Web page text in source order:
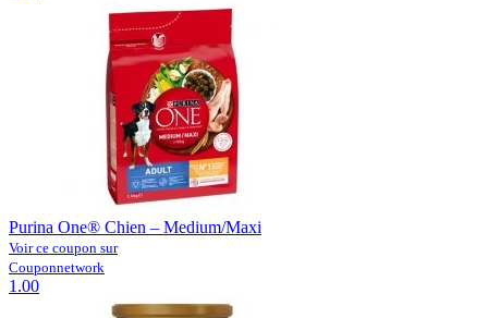
Purina One® Chien – Medium/Maxi
Voir ce coupon sur
Couponnetwork
1.00